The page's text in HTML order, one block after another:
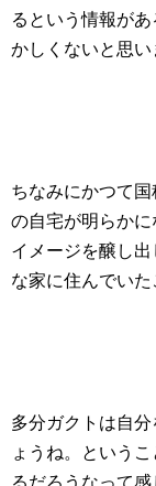
るという情報が
かしくないと思い
ちなみにかつて
の自宅が明らか
イメージを醸し
な家に住んでいた
多分ガクトは自
ょうね。という
るだろうなって